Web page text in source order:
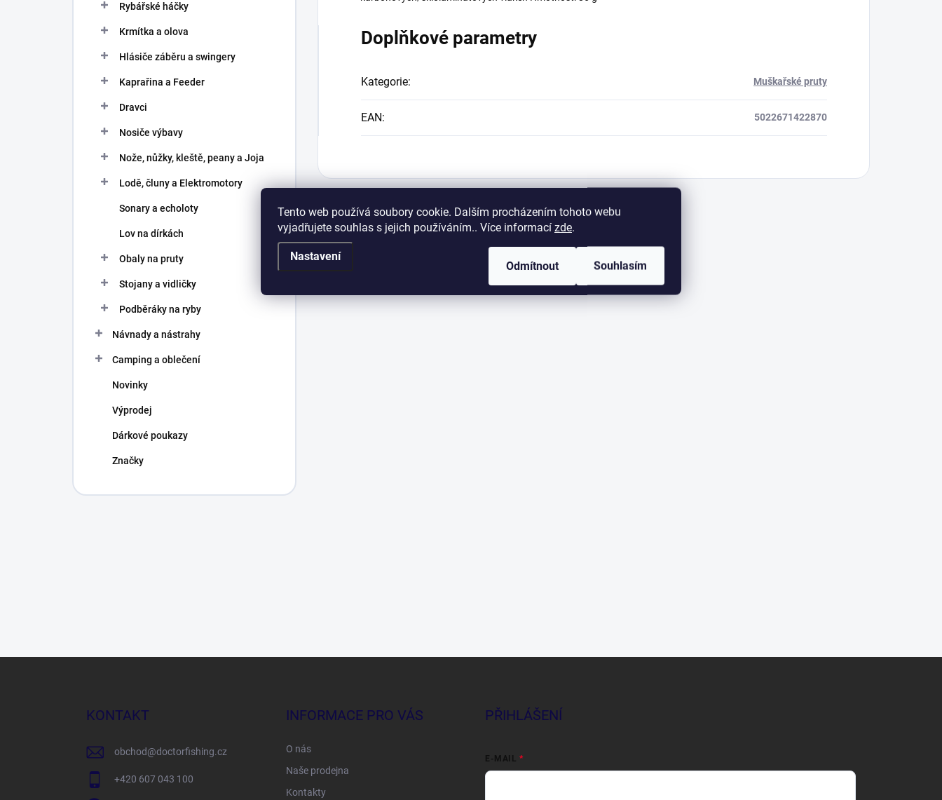
Tento web používá soubory cookie. Dalším procházením tohoto webu
vyjadřujete souhlas s jejich používáním.. Více informací zde.
Nastavení
Odmítnout Souhlasím
Rybářské háčky
Krmítka a olova
Hlásiče záběru a swingery
Kaprařina a Feeder
Dravci
Nosiče výbavy
Nože, nůžky, kleště, peany a Joja
Lodě, čluny a Elektromotory
Sonary a echoloty
Lov na dírkách
Obaly na pruty
Stojany a vidličky
Podběráky na ryby
Návnady a nástrahy
Camping a oblečení
Novinky
Výprodej
Dárkové poukazy
Značky
Doplňkové parametry
Kategorie: Muškařské pruty
EAN: 5022671422870
KONTAKT
obchod@doctorfishing.cz
+420 607 043 100
INFORMACE PRO VÁS
O nás
Naše prodejna
Kontakty
PŘIHLÁŠENÍ
E-MAIL